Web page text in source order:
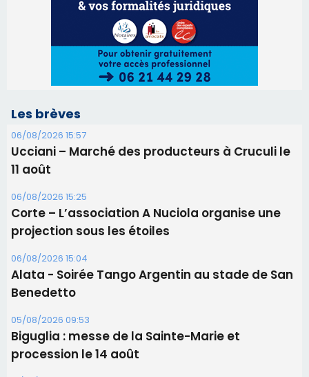
Corte – L’association A Nuciola organise une
projection sous les étoiles
Alata - Soirée Tango Argentin au stade de San
Benedetto
05/08/2026 09:53
Biguglia : messe de la Sainte-Marie et
procession le 14 août
31/07/2026 08:24
Tennis - Début ce week-end du tournoi du
RCPV
31/07/2026 08:22
82ème anniversaire de la disparition du
Commandant Antoine de Saint Exupery